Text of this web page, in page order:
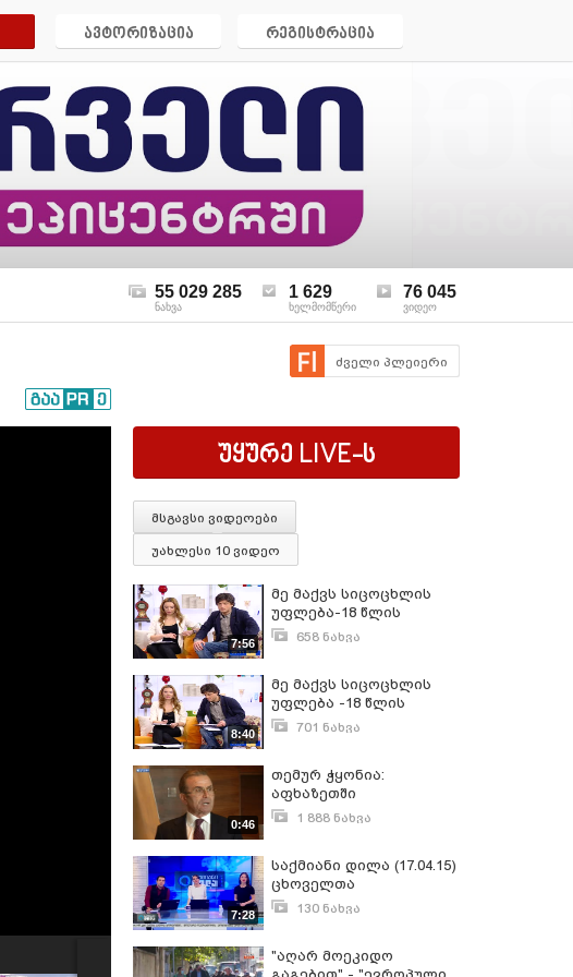
ავტორიზაცია რეგისტრაცია
55 029 285
ნახვა
1 629
ხელმომწერი
76 045
ვიდეო
ძველი პლეიერი
უყურე LIVE-ს
მსგავსი ვიდეოები
უახლესი 10 ვიდეო
7:56
მე მაქვს სიცოცხლის
უფლება-18 წლის
შემდეგაც
658 ნახვა
8:40
მე მაქვს სიცოცხლის
უფლება -18 წლის
შემდეგაც
701 ნახვა
0:46
თემურ ჭყონია:
აფხაზეთში
"მაკდონალდსისა"და
1 888 ნახვა
7:28
საქმიანი დილა (17.04.15)
ცხოველთა
უფლებადამცველების
130 ნახვა
"აღარ მოეკიდო